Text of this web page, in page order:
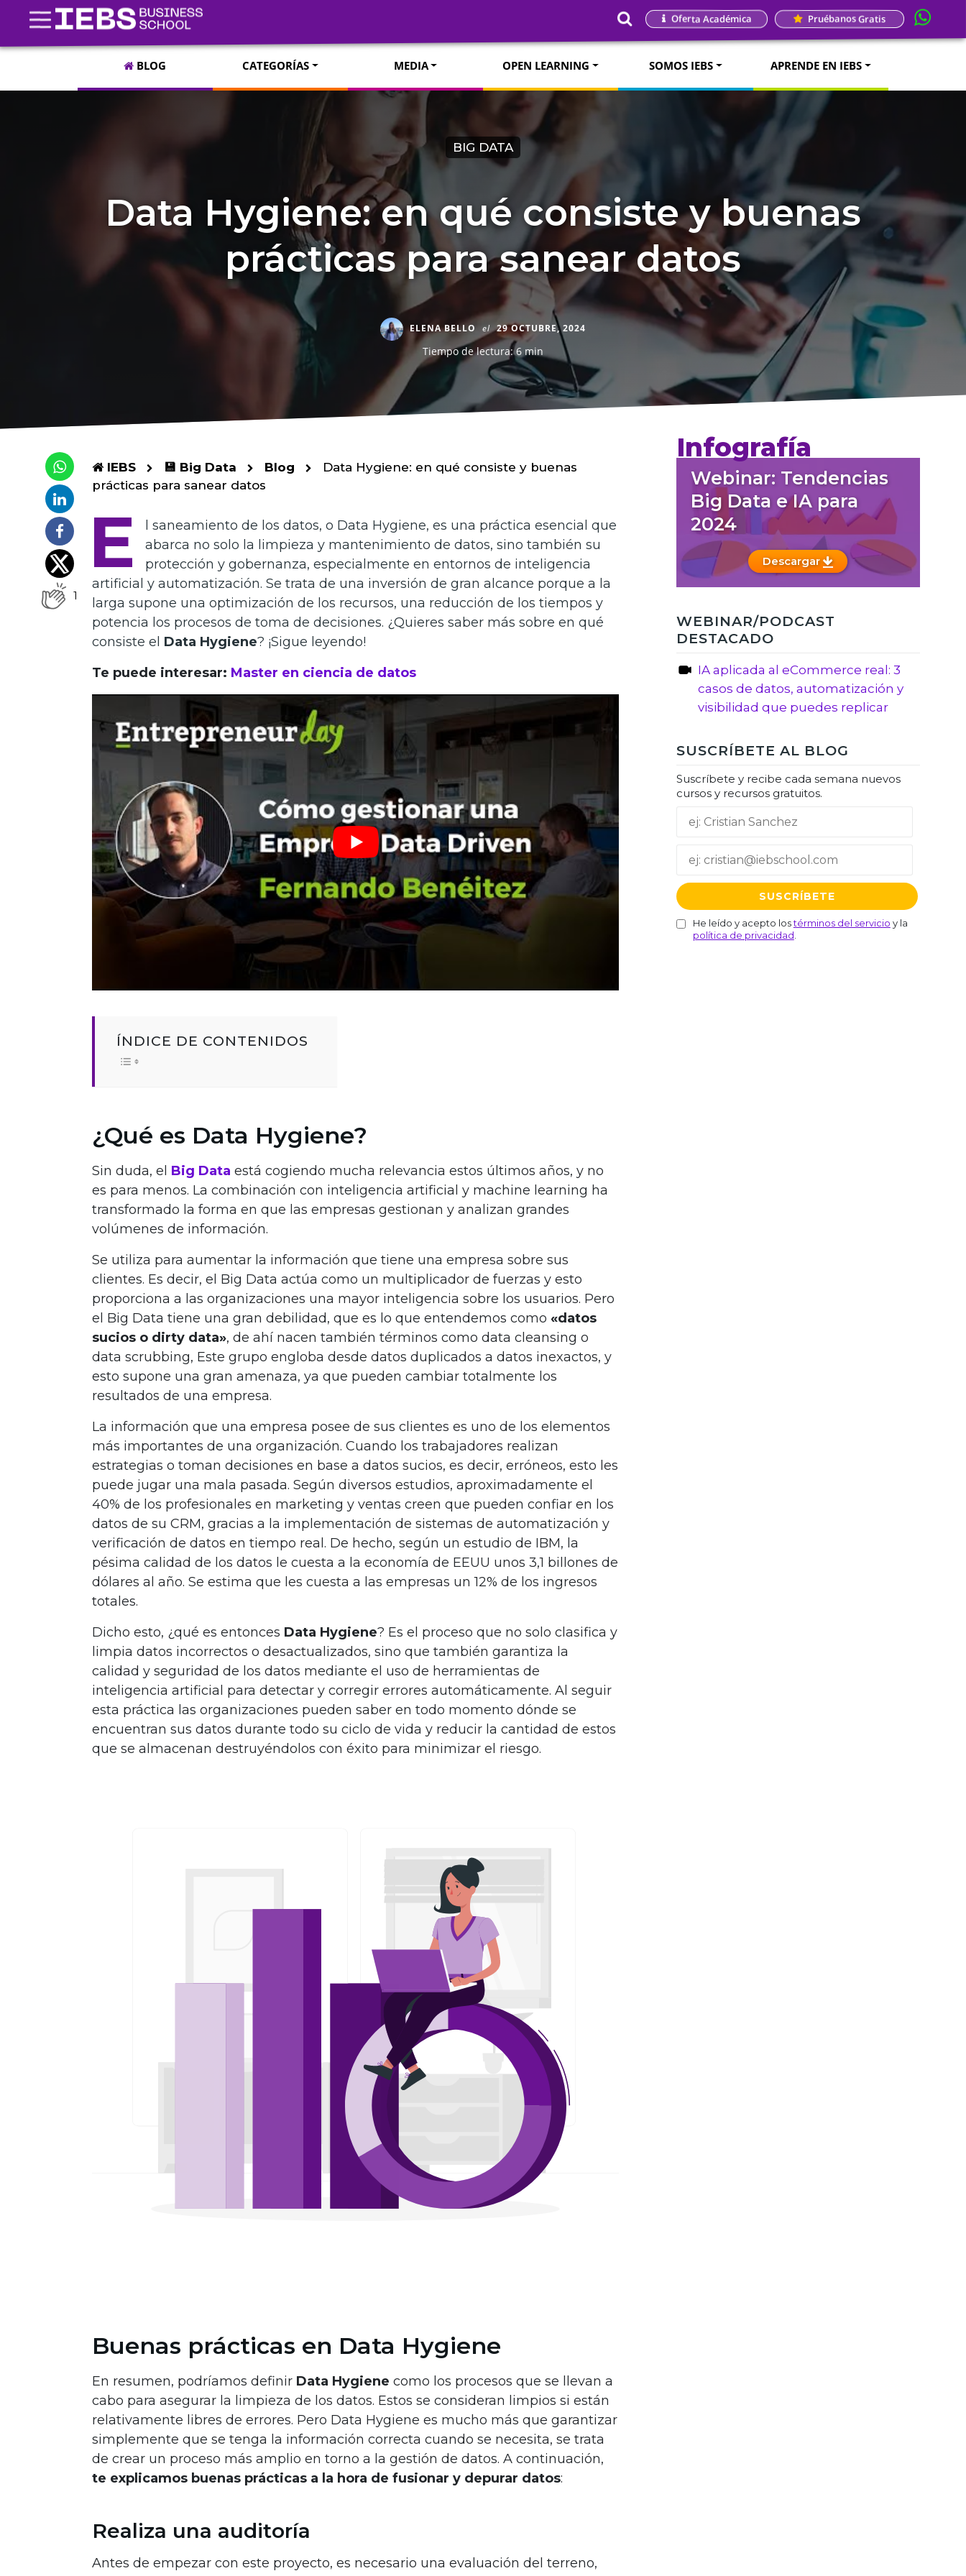
Oferta Académica Pruébanos Gratis
BLOG CATEGORÍAS MEDIA OPEN LEARNING SOMOS IEBS APRENDE EN IEBS
BIG DATA
Data Hygiene: en qué consiste y buenas
prácticas para sanear datos
ELENA BELLO el 29 OCTUBRE, 2024
Tiempo de lectura: 6 min
1
IEBS 💾 Big Data Blog
Data Hygiene: en qué consiste y buenas
prácticas para sanear datos
E
l saneamiento de los datos, o Data Hygiene, es una práctica esencial que
abarca no solo la limpieza y mantenimiento de datos, sino también su
protección y gobernanza, especialmente en entornos de inteligencia
artificial y automatización. Se trata de una inversión de gran alcance porque a la
larga supone una optimización de los recursos, una reducción de los tiempos y
potencia los procesos de toma de decisiones. ¿Quieres saber más sobre en qué
consiste el Data Hygiene? ¡Sigue leyendo!
Te puede interesar: Master en ciencia de datos
ÍNDICE DE CONTENIDOS
¿Qué es Data Hygiene?
Sin duda, el Big Data está cogiendo mucha relevancia estos últimos años, y no
es para menos. La combinación con inteligencia artificial y machine learning ha
transformado la forma en que las empresas gestionan y analizan grandes
volúmenes de información.
Se utiliza para aumentar la información que tiene una empresa sobre sus
clientes. Es decir, el Big Data actúa como un multiplicador de fuerzas y esto
proporciona a las organizaciones una mayor inteligencia sobre los usuarios. Pero
el Big Data tiene una gran debilidad, que es lo que entendemos como «datos
sucios o dirty data», de ahí nacen también términos como data cleansing o
data scrubbing, Este grupo engloba desde datos duplicados a datos inexactos, y
esto supone una gran amenaza, ya que pueden cambiar totalmente los
resultados de una empresa.
La información que una empresa posee de sus clientes es uno de los elementos
más importantes de una organización. Cuando los trabajadores realizan
estrategias o toman decisiones en base a datos sucios, es decir, erróneos, esto les
puede jugar una mala pasada. Según diversos estudios, aproximadamente el
40% de los profesionales en marketing y ventas creen que pueden confiar en los
datos de su CRM, gracias a la implementación de sistemas de automatización y
verificación de datos en tiempo real. De hecho, según un estudio de IBM, la
pésima calidad de los datos le cuesta a la economía de EEUU unos 3,1 billones de
dólares al año. Se estima que les cuesta a las empresas un 12% de los ingresos
totales.
Dicho esto, ¿qué es entonces Data Hygiene? Es el proceso que no solo clasifica y
limpia datos incorrectos o desactualizados, sino que también garantiza la
calidad y seguridad de los datos mediante el uso de herramientas de
inteligencia artificial para detectar y corregir errores automáticamente. Al seguir
esta práctica las organizaciones pueden saber en todo momento dónde se
encuentran sus datos durante todo su ciclo de vida y reducir la cantidad de estos
que se almacenan destruyéndolos con éxito para minimizar el riesgo.
Buenas prácticas en Data Hygiene
En resumen, podríamos definir Data Hygiene como los procesos que se llevan a
cabo para asegurar la limpieza de los datos. Estos se consideran limpios si están
relativamente libres de errores. Pero Data Hygiene es mucho más que garantizar
simplemente que se tenga la información correcta cuando se necesita, se trata
de crear un proceso más amplio en torno a la gestión de datos. A continuación,
te explicamos buenas prácticas a la hora de fusionar y depurar datos:
Realiza una auditoría
Antes de empezar con este proyecto, es necesario una evaluación del terreno,
Infografía
Webinar: Tendencias
Big Data e IA para
2024
Descargar
WEBINAR/PODCAST
DESTACADO
IA aplicada al eCommerce real: 3
casos de datos, automatización y
visibilidad que puedes replicar
SUSCRÍBETE AL BLOG
Suscríbete y recibe cada semana nuevos
cursos y recursos gratuitos.
He leído y acepto lostérminos del servicio y la
política de privacidad